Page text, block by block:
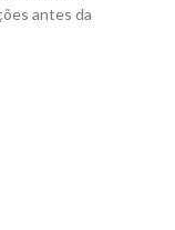
antes da